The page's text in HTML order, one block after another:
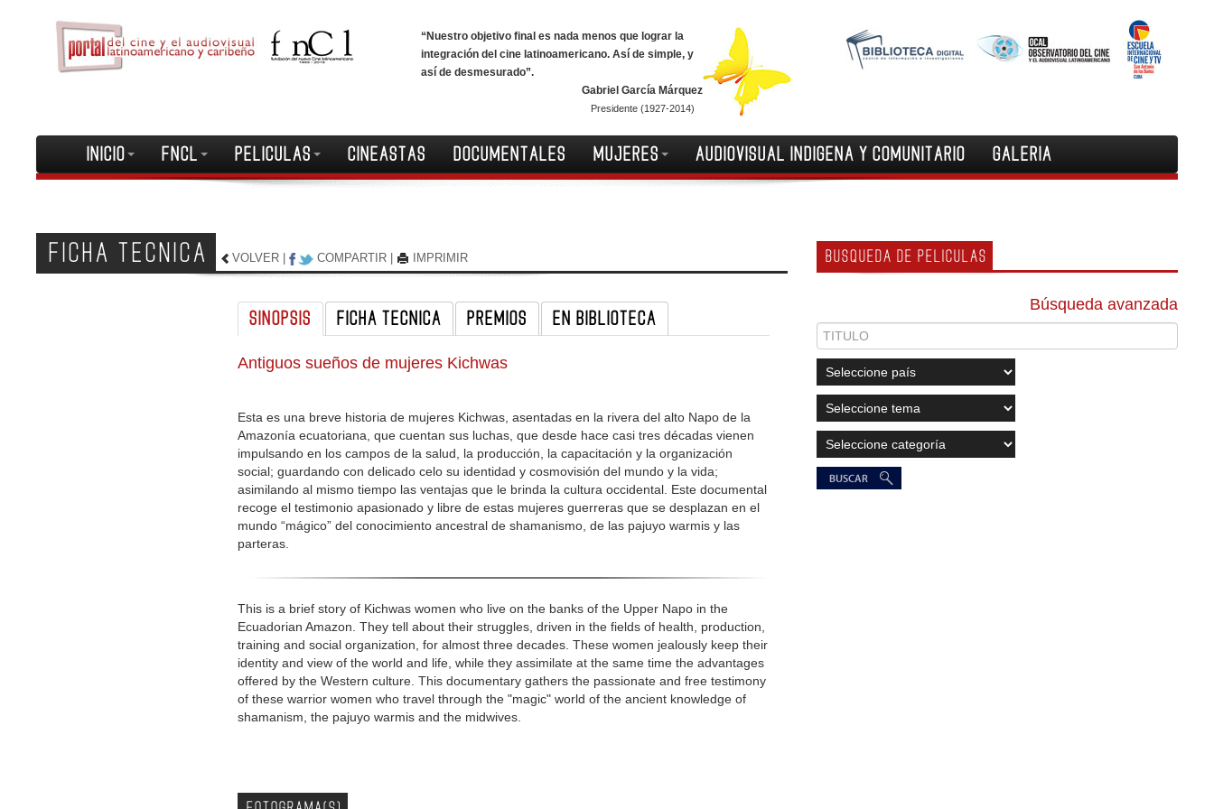
“Nuestro objetivo final es nada menos que lograr la
integración del cine latinoamericano. Así de simple, y
así de desmesurado”.
Gabriel García Márquez
Presidente (1927-2014)
INICIO FNCL PELICULAS CINEASTAS DOCUMENTALES MUJERES AUDIOVISUAL INDIGENA Y COMUNITARIO GALERIA
FICHA TECNICA VOLVER COMPARTIR IMPRIMIR
SINOPSIS FICHA TECNICA PREMIOS EN BIBLIOTECA
Antiguos sueños de mujeres Kichwas
Esta es una breve historia de mujeres Kichwas, asentadas en la rivera del alto Napo de la
Amazonía ecuatoriana, que cuentan sus luchas, que desde hace casi tres décadas vienen
impulsando en los campos de la salud, la producción, la capacitación y la organización
social; guardando con delicado celo su identidad y cosmovisión del mundo y la vida;
asimilando al mismo tiempo las ventajas que le brinda la cultura occidental. Este documental
recoge el testimonio apasionado y libre de estas mujeres guerreras que se desplazan en el
mundo “mágico” del conocimiento ancestral de shamanismo, de las pajuyo warmis y las
parteras.
This is a brief story of Kichwas women who live on the banks of the Upper Napo in the
Ecuadorian Amazon. They tell about their struggles, driven in the fields of health, production,
training and social organization, for almost three decades. These women jealously keep their
identity and view of the world and life, while they assimilate at the same time the advantages
offered by the Western culture. This documentary gathers the passionate and free testimony
of these warrior women who travel through the "magic" world of the ancient knowledge of
shamanism, the pajuyo warmis and the midwives.
BUSQUEDA DE PELICULAS
Búsqueda avanzada